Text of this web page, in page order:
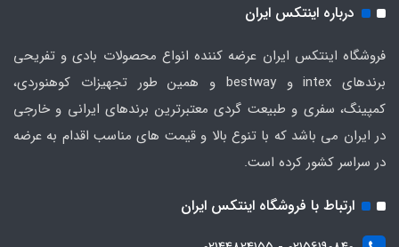
درباره اینتکس ایران
فروشگاه اینتکس ایران عرضه کننده انواع محصولات بادی و تفریحی
برندهای intex و bestway و همین طور تجهیزات کوهنوردی،
کمپینگ، سفری و طبیعت گردی معتبرترین برندهای ایرانی و خارجی
در ایران می باشد که با تنوع بالا و قیمت های مناسب اقدام به عرضه
در سراسر کشور کرده است.
ارتباط با فروشگاه اینتکس ایران